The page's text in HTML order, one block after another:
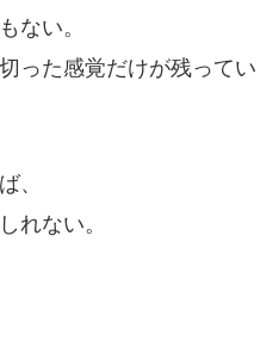
ない。
った感覚だけが残ってい
、
れない。